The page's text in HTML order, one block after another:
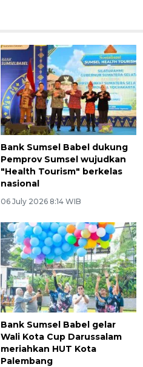
Bank Sumsel Babel dukung
Pemprov Sumsel wujudkan
"Health Tourism" berkelas
nasional
06 July 2026 8:14 WIB
Bank Sumsel Babel gelar
Wali Kota Cup Darussalam
meriahkan HUT Kota
Palembang